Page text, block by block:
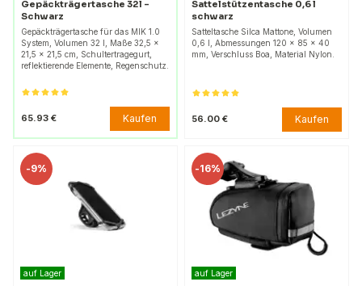
Gepäckträgertasche 32 l –
Schwarz
Gepäckträgertasche für das MIK 1.0
System, Volumen 32 l, Maße 32,5 x
21,5 x 21,5 cm, Schultertragegurt,
reflektierende Elemente, Regenschutz.
65.93 € Kaufen
Sattelstützentasche 0,6 l
schwarz
Satteltasche Silca Mattone, Volumen
0,6 l, Abmessungen 120 x 85 x 40
mm, Verschluss Boa, Material Nylon.
56.00 € Kaufen
-9%
auf Lager
-16%
auf Lager